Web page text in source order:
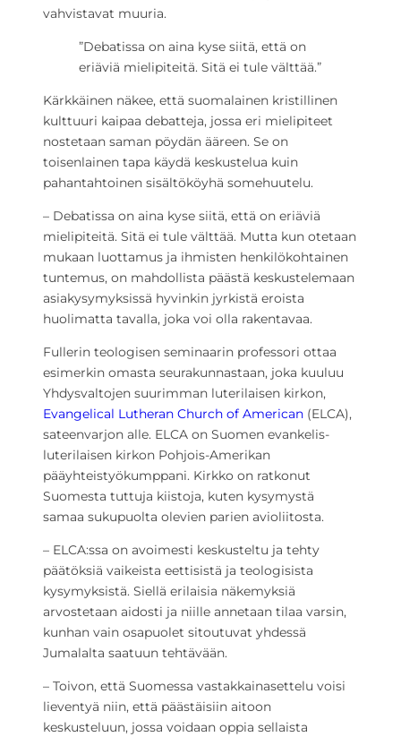
vahvistavat muuria.
”Debatissa on aina kyse siitä, että on
eriäviä mielipiteitä. Sitä ei tule välttää.”
Kärkkäinen näkee, että suomalainen kristillinen
kulttuuri kaipaa debatteja, jossa eri mielipiteet
nostetaan saman pöydän ääreen. Se on
toisenlainen tapa käydä keskustelua kuin
pahantahtoinen sisältököyhä somehuutelu.
– Debatissa on aina kyse siitä, että on eriäviä
mielipiteitä. Sitä ei tule välttää. Mutta kun otetaan
mukaan luottamus ja ihmisten henkilökohtainen
tuntemus, on mahdollista päästä keskustelemaan
asiakysymyksissä hyvinkin jyrkistä eroista
huolimatta tavalla, joka voi olla rakentavaa.
Fullerin teologisen seminaarin professori ottaa
esimerkin omasta seurakunnastaan, joka kuuluu
Yhdysvaltojen suurimman luterilaisen kirkon,
Evangelical Lutheran Church of American (ELCA),
sateenvarjon alle. ELCA on Suomen evankelis-
luterilaisen kirkon Pohjois-Amerikan
pääyhteistyökumppani. Kirkko on ratkonut
Suomesta tuttuja kiistoja, kuten kysymystä
samaa sukupuolta olevien parien avioliitosta.
– ELCA:ssa on avoimesti keskusteltu ja tehty
päätöksiä vaikeista eettisistä ja teologisista
kysymyksistä. Siellä erilaisia näkemyksiä
arvostetaan aidosti ja niille annetaan tilaa varsin,
kunhan vain osapuolet sitoutuvat yhdessä
Jumalalta saatuun tehtävään.
– Toivon, että Suomessa vastakkainasettelu voisi
lieventyä niin, että päästäisiin aitoon
keskusteluun, jossa voidaan oppia sellaista